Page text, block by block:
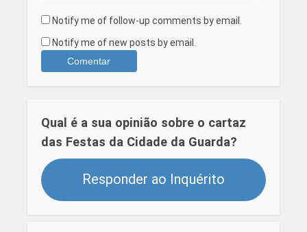
Notify me of follow-up comments by email.
Notify me of new posts by email.
Qual é a sua opinião sobre o cartaz
das Festas da Cidade da Guarda?
Responder ao Inquérito